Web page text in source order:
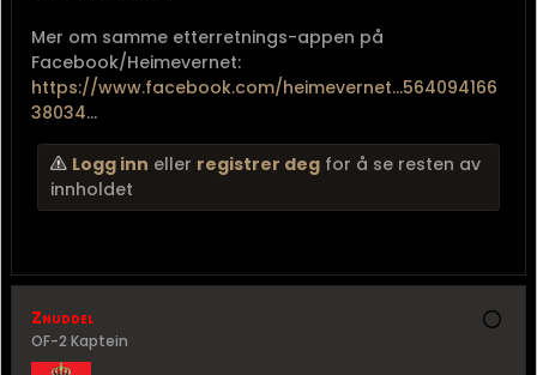
Mer om samme etterretnings-appen på
Facebook/Heimevernet:
https://www.facebook.com/heimevernet...564094166
38034...
Logg inn eller registrer deg for å se resten av
innholdet
Znuddel
OF-2 Kaptein